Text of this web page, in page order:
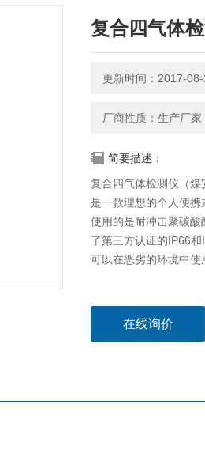
复合四气体
更新时间：2017-08-
厂商性质：生产厂家
简要描述：
复合四气体检测仪（煤
是一款理想的个人便携
使用的是耐冲击聚碳
了第三方认证的IP66
可以在恶劣的环境中使
在线询价